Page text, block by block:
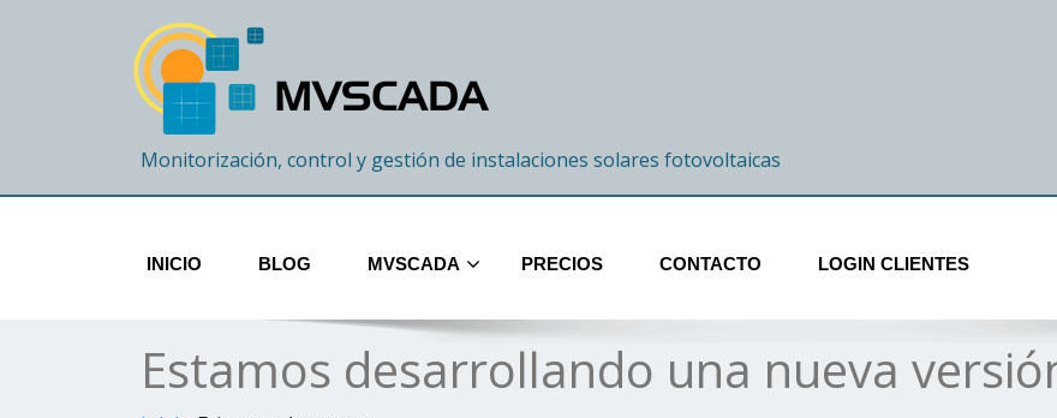
Monitorización, control y gestión de instalaciones solares fotovoltaicas
INICIO BLOG MVSCADA PRECIOS CONTACTO LOGIN CLIENTES
Estamos desarrollando una nueva